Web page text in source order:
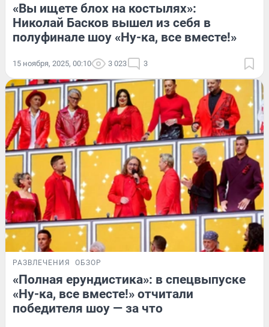
«Вы ищете блох на костылях»:
Николай Басков вышел из себя в
полуфинале шоу «Ну-ка, все вместе!»
15 ноября, 2025, 00:10 3 023 3
РАЗВЛЕЧЕНИЯ ОБЗОР
«Полная ерундистика»: в спецвыпуске
«Ну-ка, все вместе!» отчитали
победителя шоу — за что